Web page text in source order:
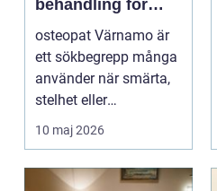
behandling för
minskad smärta
och Ökad rörlighet
osteopat Värnamo är
ett sökbegrepp många
använder när smärta,
stelhet eller
återkommande värk
börjar...
10 maj 2026